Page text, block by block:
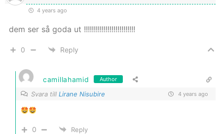
4 years ago
dem ser så goda ut !!!!!!!!!!!!!!!!!!!!!!!!!!
0 Reply
camillahamid Author
Svara till Lirane Nisubire 4 years ago
0 Reply